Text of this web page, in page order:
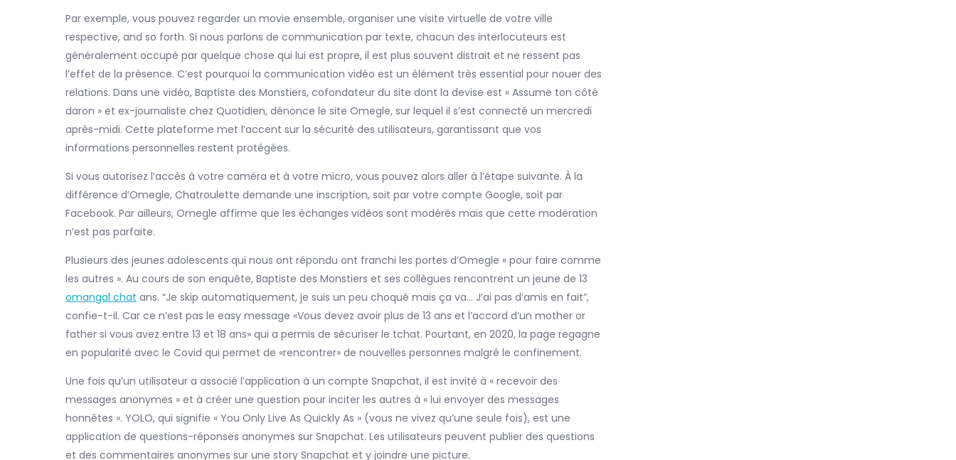
Par exemple, vous pouvez regarder un movie ensemble, organiser une visite virtuelle de votre ville
respective, and so forth. Si nous parlons de communication par texte, chacun des interlocuteurs est
généralement occupé par quelque chose qui lui est propre, il est plus souvent distrait et ne ressent pas
l’effet de la présence. C’est pourquoi la communication vidéo est un élément très essential pour nouer des
relations. Dans une vidéo, Baptiste des Monstiers, cofondateur du site dont la devise est « Assume ton côté
daron » et ex-journaliste chez Quotidien, dénonce le site Omegle, sur lequel il s’est connecté un mercredi
après-midi. Cette plateforme met l’accent sur la sécurité des utilisateurs, garantissant que vos
informations personnelles restent protégées.
Si vous autorisez l’accès à votre caméra et à votre micro, vous pouvez alors aller à l’étape suivante. À la
différence d’Omegle, Chatroulette demande une inscription, soit par votre compte Google, soit par
Facebook. Par ailleurs, Omegle affirme que les échanges vidéos sont modérés mais que cette modération
n’est pas parfaite.
Plusieurs des jeunes adolescents qui nous ont répondu ont franchi les portes d’Omegle « pour faire comme
les autres ». Au cours de son enquête, Baptiste des Monstiers et ses collègues rencontrent un jeune de 13
omangal chat ans. “Je skip automatiquement, je suis un peu choqué mais ça va… J’ai pas d’amis en fait”,
confie-t-il. Car ce n’est pas le easy message «Vous devez avoir plus de 13 ans et l’accord d’un mother or
father si vous avez entre 13 et 18 ans» qui a permis de sécuriser le tchat. Pourtant, en 2020, la page regagne
en popularité avec le Covid qui permet de «rencontrer» de nouvelles personnes malgré le confinement.
Une fois qu’un utilisateur a associé l’application à un compte Snapchat, il est invité à « recevoir des
messages anonymes » et à créer une question pour inciter les autres à « lui envoyer des messages
honnêtes ». YOLO, qui signifie « You Only Live As Quickly As » (vous ne vivez qu’une seule fois), est une
application de questions-réponses anonymes sur Snapchat. Les utilisateurs peuvent publier des questions
et des commentaires anonymes sur une story Snapchat et y joindre une picture.